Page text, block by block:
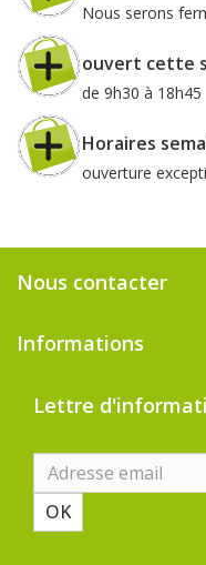
Nous serons
ouvert cette
de 9h30 à 18h45
Horaires
ouverture
Nous contacter
Informations
Lettre
OK